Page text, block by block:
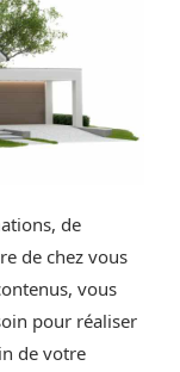
de
de chez vous
vous
pour réaliser
de votre